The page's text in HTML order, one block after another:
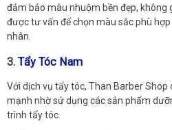
đảm bảo màu nhuộm bền đẹp, không
được tư vấn để chọn màu sắc phù
nhân.
3. Tẩy Tóc Nam
Với dịch vụ tẩy tóc, Than Barber
mạnh nhờ sử dụng các sản phẩm
trình tẩy tóc.